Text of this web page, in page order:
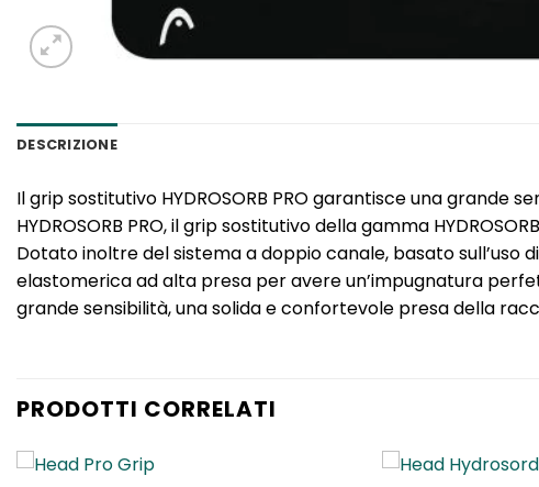
DESCRIZIONE
Il grip sostitutivo HYDROSORB PRO garantisce una
HYDROSORB PRO, il grip sostitutivo della gamma
Dotato inoltre del sistema a doppio canale, basato sull’uso
elastomerica ad alta presa per avere un’impugnatura
grande sensibilità, una solida e confortevole presa della
PRODOTTI CORRELATI